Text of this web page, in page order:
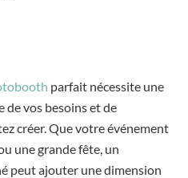
parfait nécessite une
vos besoins et de
créer. Que votre événement
une grande fête, un
peut ajouter une dimension